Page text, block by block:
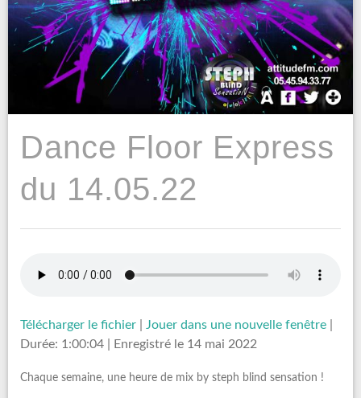
Dance Floor Express
du 14.05.22
Télécharger le fichier Jouer dans une nouvelle fenêtre
Durée: 1:00:04
Enregistré le 14 mai 2022
Chaque semaine, une heure de mix by steph blind sensation !